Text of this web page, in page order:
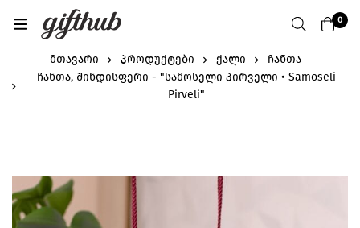
0
მთავარი პროდუქტები ქალი
ჩანთა
ჩანთა, შინდისფერი - "სამოსელი პირველი • Samoseli
Pirveli"